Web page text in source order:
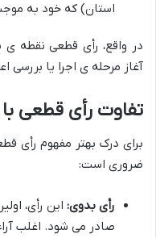
استان) که خود به
در واقع، رأی قطعی نقطه
آغاز مرحله ی اجرا یا بررسی
تفاوت رأی قطعی با
برای درک بهتر مفهوم رأی
ضروری است:
رأی بدوی: این رأی،
صادر می شود. اغلب